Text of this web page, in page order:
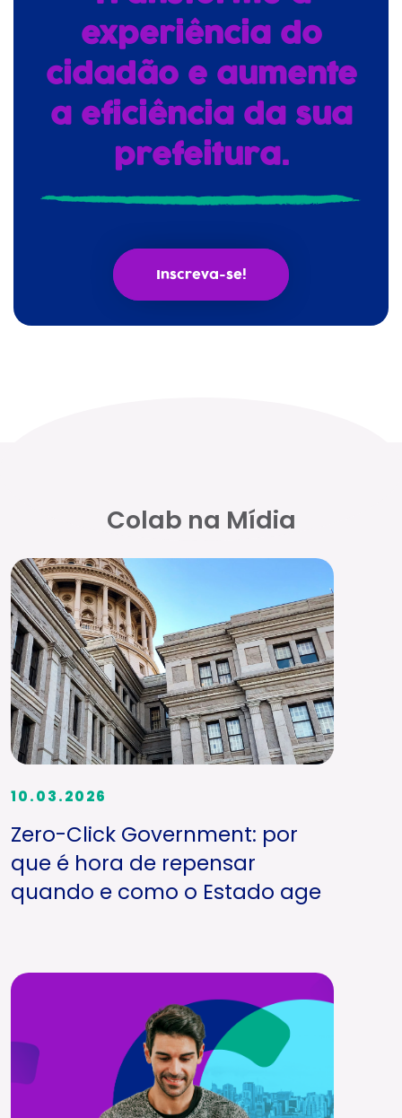
experiência do
cidadão e aumente
a eficiência da sua
prefeitura.
Inscreva-se!
Colab na Mídia
10.03.2026
Zero-Click Government: por
que é hora de repensar
quando e como o Estado age